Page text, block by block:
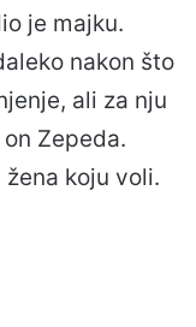
je majku.
nakon što
ali za nju
Zepeda.
koju voli.